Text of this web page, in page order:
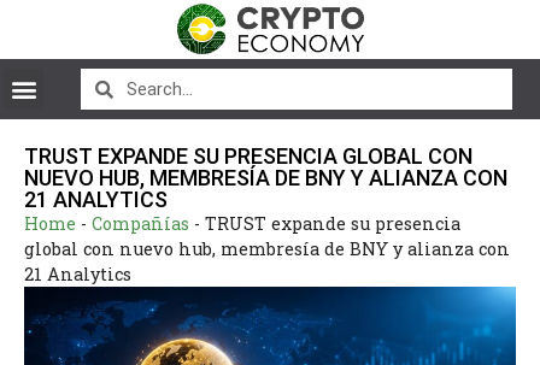
TRUST EXPANDE SU PRESENCIA GLOBAL CON
NUEVO HUB, MEMBRESÍA DE BNY Y ALIANZA CON
21 ANALYTICS
Home - Compañías - TRUST expande su presencia
global con nuevo hub, membresía de BNY y alianza con
21 Analytics